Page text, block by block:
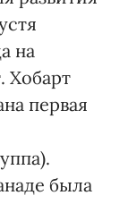
на
Хобарт
первая
была